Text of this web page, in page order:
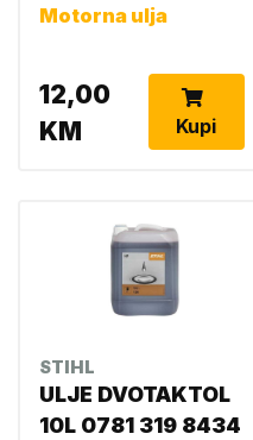
0781 309 2002
Motorna ulja
12,00
KM
Kupi
STIHL
ULJE DVOTAKTOL
10L 0781 319 8434